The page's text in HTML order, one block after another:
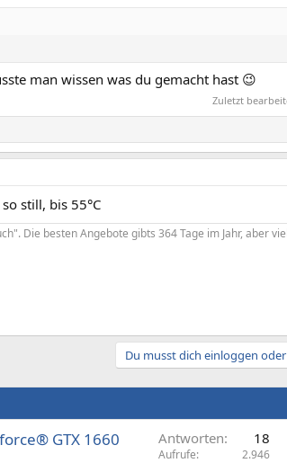
man wissen was du gemacht hast 😉
Zuletzt
still, bis 55°C
Die besten Angebote gibts 364 Tage im Jahr, aber
Du musst dich einloggen
GTX 1660
Antworten 18
Aufrufe 2.946